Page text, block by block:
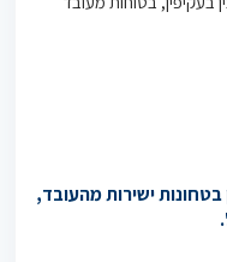
ישירות מהעובד,